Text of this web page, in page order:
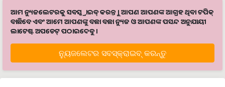
ଆମ ନ୍ୟୁଜଲେଟରକୁ ସବସ୍କ୍ରାଇବ୍ କରନ୍ତୁ । ଆପଣ ଆପଣଙ୍କ ଆଗ୍ରହ ଥିବା ଟପିକ୍‌
ବାଛିବେ ଏବଂ ଆମେ ଆପଣଙ୍କୁ ବଛା ବଛା ନ୍ୟୁଜ ଓ ଆପଣଙ୍କ ପସନ୍ଦ ଅନୁଯାୟୀ
ଲାଟେଷ୍ଟ ଅପଡେଟ୍‌ ପଠାଇଦେବୁ ।
ନ୍ୟୁଜଲେଟର ସବସ୍କ୍ରାଇବ୍‌ କରନ୍ତୁ